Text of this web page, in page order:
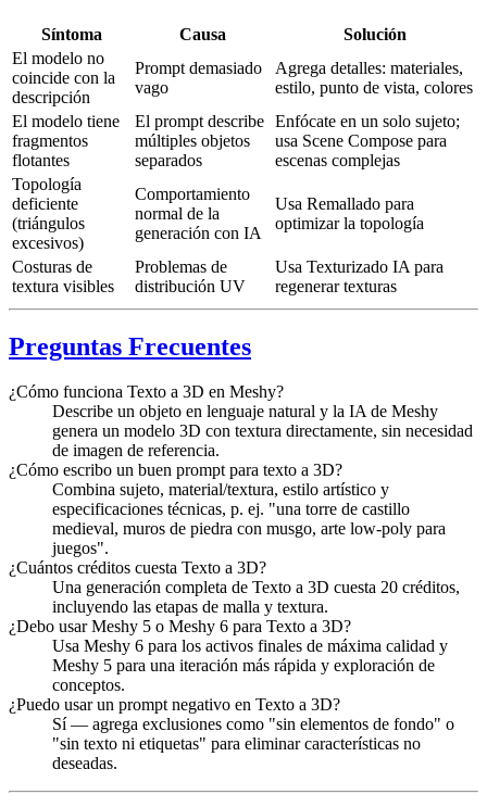
Síntoma Causa
Solución
El modelo no
coincide con la
descripción
Prompt demasiado
vago
Agrega detalles: materiales,
estilo, punto de vista, colores
El modelo tiene
fragmentos
flotantes
El prompt describe
múltiples objetos
separados
Enfócate en un solo sujeto;
usa Scene Compose para
escenas complejas
Topología
deficiente
(triángulos
excesivos)
Comportamiento
normal de la
generación con IA
Usa Remallado para
optimizar la topología
Costuras de
textura visibles
Problemas de
distribución UV
Usa Texturizado IA para
regenerar texturas
Preguntas Frecuentes
¿Cómo funciona Texto a 3D en Meshy?
Describe un objeto en lenguaje natural y la IA de Meshy
genera un modelo 3D con textura directamente, sin necesidad
de imagen de referencia.
¿Cómo escribo un buen prompt para texto a 3D?
Combina sujeto, material/textura, estilo artístico y
especificaciones técnicas, p. ej. "una torre de castillo
medieval, muros de piedra con musgo, arte low-poly para
juegos".
¿Cuántos créditos cuesta Texto a 3D?
Una generación completa de Texto a 3D cuesta 20 créditos,
incluyendo las etapas de malla y textura.
¿Debo usar Meshy 5 o Meshy 6 para Texto a 3D?
Usa Meshy 6 para los activos finales de máxima calidad y
Meshy 5 para una iteración más rápida y exploración de
conceptos.
¿Puedo usar un prompt negativo en Texto a 3D?
Sí — agrega exclusiones como "sin elementos de fondo" o
"sin texto ni etiquetas" para eliminar características no
deseadas.